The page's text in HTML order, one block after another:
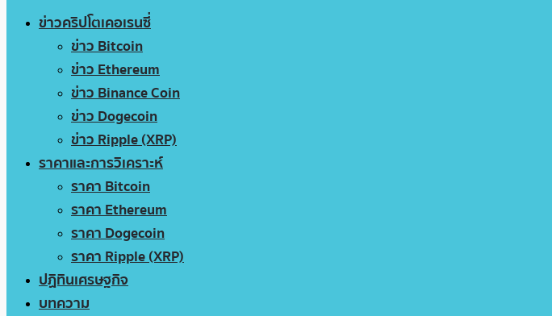
ข่าวคริปโตเคอเรนซี่
ข่าว Bitcoin
ข่าว Ethereum
ข่าว Binance Coin
ข่าว Dogecoin
ข่าว Ripple (XRP)
ราคาและการวิเคราะห์
ราคา Bitcoin
ราคา Ethereum
ราคา Dogecoin
ราคา Ripple (XRP)
ปฏิทินเศรษฐกิจ
บทความ